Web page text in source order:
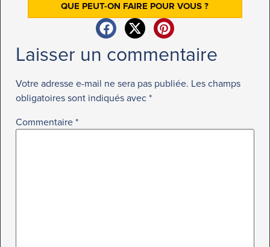
QUE PEUT-ON FAIRE POUR VOUS ?
Laisser un commentaire
Votre adresse e-mail ne sera pas publiée. Les champs
obligatoires sont indiqués avec *
Commentaire *